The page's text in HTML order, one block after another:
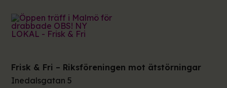
Frisk & Fri – Riksföreningen mot ätstörningar
Inedalsgatan 5